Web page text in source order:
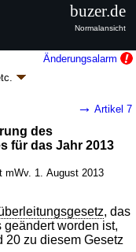
Änderungsalarm
2012/2013
|
→ Artikel 7
des
für das Jahr 2013
mWv. 1. August 2013
, das
geändert worden ist,
20 zu diesem Gesetz
buzer.de
Normalansicht